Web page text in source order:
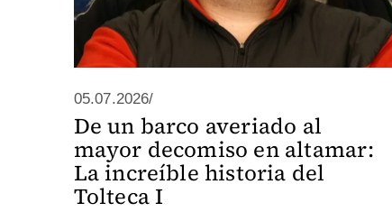
05.07.2026/
De un barco averiado al
mayor decomiso en altamar:
La increíble historia del
Tolteca I